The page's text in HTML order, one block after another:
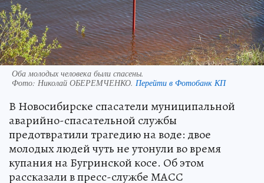
Оба молодых человека были спасены.
Фото: Николай ОБЕРЕМЧЕНКО. Перейти в Фотобанк КП
В Новосибирске спасатели муниципальной
аварийно-спасательной службы
предотвратили трагедию на воде: двое
молодых людей чуть не утонули во время
купания на Бугринской косе. Об этом
рассказали в пресс-службе МАСС